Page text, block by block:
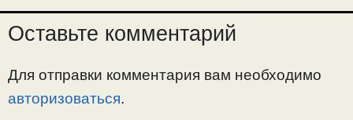
Оставьте комментарий
Для отправки комментария вам необходимо
авторизоваться.